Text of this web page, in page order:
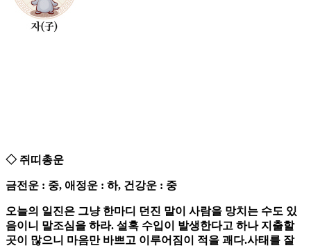
◇ 쥐띠총운
금전운 : 중, 애정운 : 하, 건강운 : 중
오늘의 일진은 그냥 한마디 던진 말이 사람을 망치는 수도 있
음이니 말조심을 하라. 설혹 수입이 발생한다고 하나 지출할
곳이 많으니 마음만 바쁘고 이루어짐이 적을 괘다.사태를 잘